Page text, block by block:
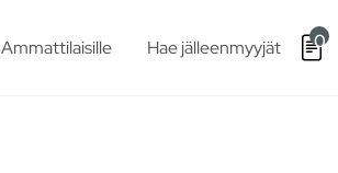
Ammattilaisille Hae jälleenmyyjät 0